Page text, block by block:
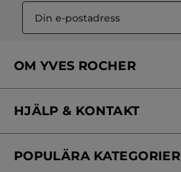
OM YVES ROCHER
Vårt engagemang
Skönhetstips
HJÄLP & KONTAKT
Kontakta oss
POPULÄRA KATEGORIER